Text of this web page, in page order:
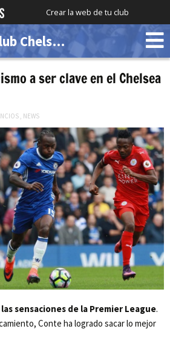
Crear la web de tu club
Sporting Club Chelsea (Demo)
a ser clave en el Chelsea
, NEWS
sensaciones de la Premier League.
Conte ha logrado sacar lo mejor